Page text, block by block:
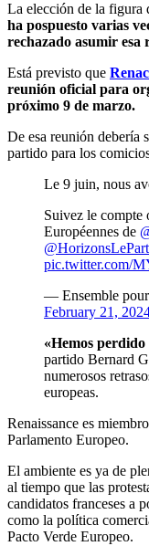
La elección de la figura
ha pospuesto varias
rechazado asumir esa
Está previsto que
reunión oficial para
próximo 9 de marzo.
De esa reunión debería
partido para los
Le 9 juin, nous
Suivez le compte
Européennes de
pic.twitter.com/
— Ensemble
February 21,
«Hemos
partido Bernard
numerosos
europeas.
Renaissance es
Parlamento Europeo.
El ambiente es ya de
al tiempo que las
candidatos franceses a
como la política
Pacto Verde Europeo.